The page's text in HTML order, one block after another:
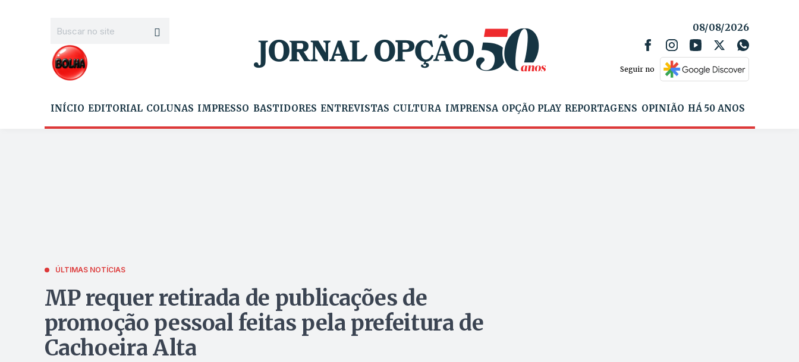
08/08/2026
Seguir no
INÍCIO EDITORIAL COLUNAS IMPRESSO BASTIDORES ENTREVISTAS CULTURA IMPRENSA OPÇÃO PLAY REPORTAGENS OPINIÃO HÁ 50 ANOS
ÚLTIMAS NOTÍCIAS
MP requer retirada de publicações de
promoção pessoal feitas pela prefeitura de
Cachoeira Alta